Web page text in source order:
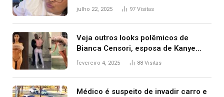
colorretal; relembre fala de Preta Gil
julho 22, 2025 97 Visitas
Veja outros looks polêmicos de
Bianca Censori, esposa de Kanye
West que apareceu nua no Grammy
fevereiro 4, 2025 88 Visitas
Médico é suspeito de invadir carro e